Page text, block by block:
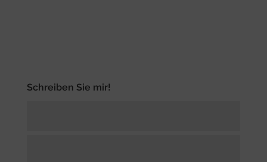
Schreiben Sie mir!